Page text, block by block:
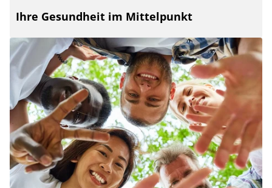
Ihre Gesundheit im Mittelpunkt